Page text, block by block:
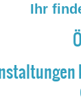
Ihr